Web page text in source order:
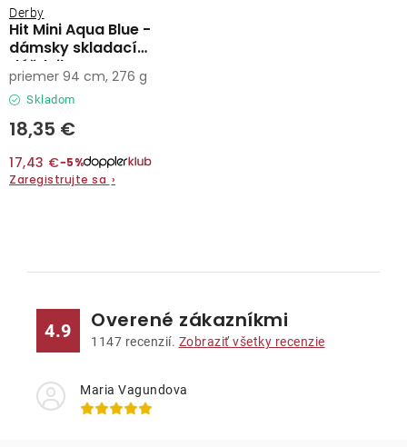
Hit Mini Aqua Blue -
dámsky skladací
dáždnik
Derby
Skladom
18,35 €
17,43 €−5%
Zaregistrujte sa ›
priemer 94 cm, 276 g
4.9 Overené zákazníkmi
1147 recenzií. Zobraziť všetky recenzie
Maria Vagundova